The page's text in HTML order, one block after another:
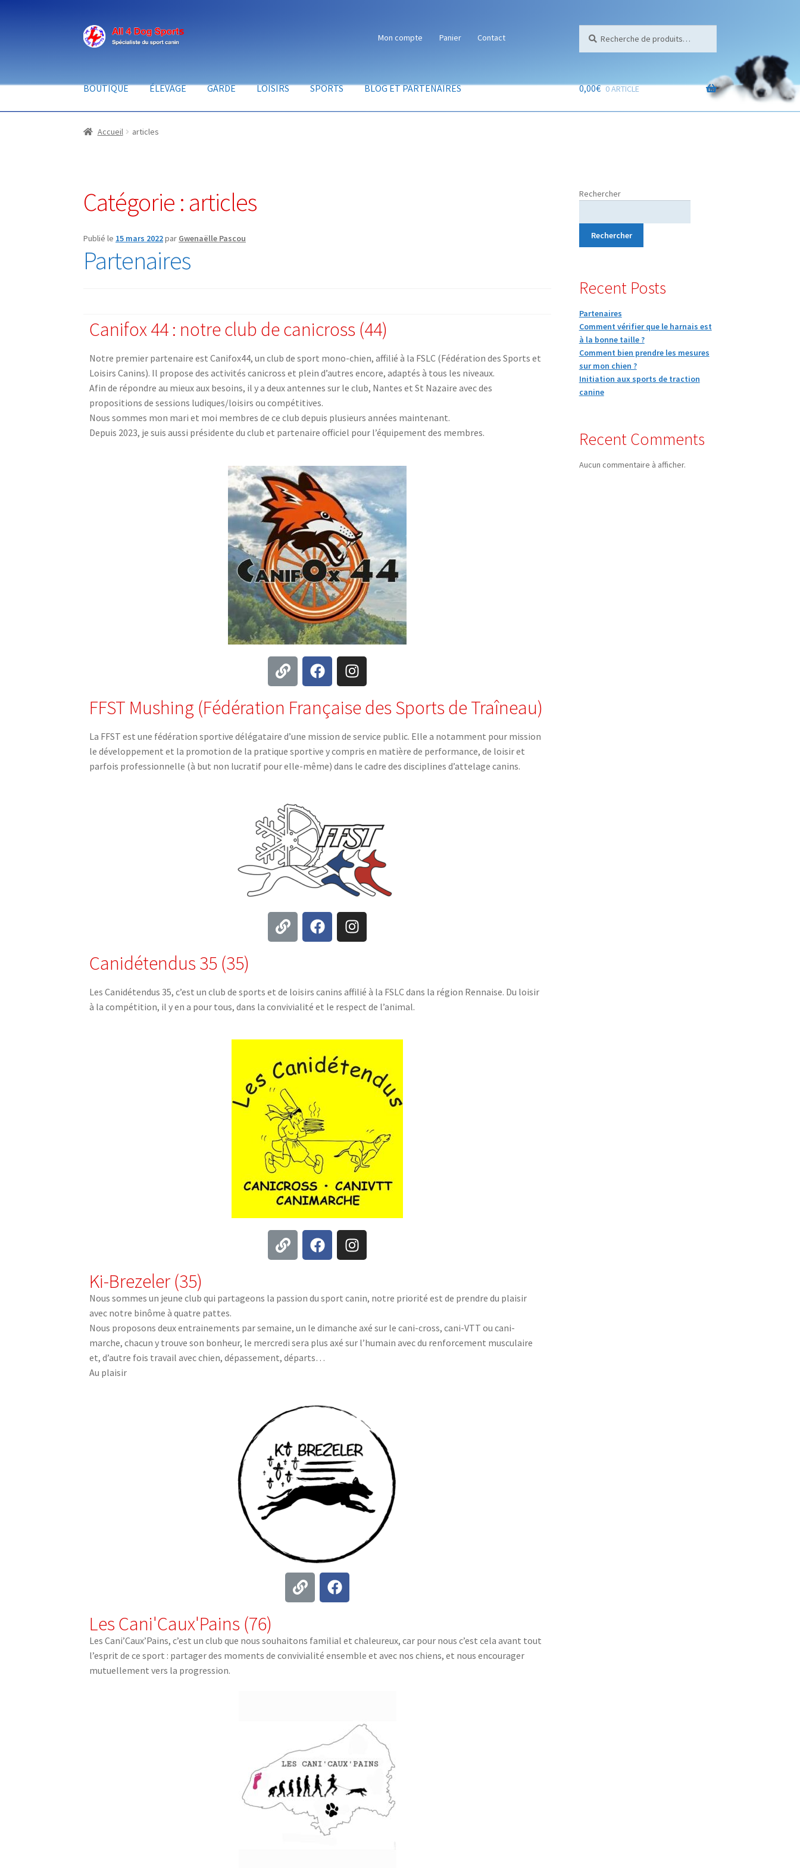
Mon compte Panier Contact
BOUTIQUE ÉLEVAGE GARDE LOISIRS SPORTS BLOG ET PARTENAIRES 0,00€ 0 ARTICLE
Accueil articles
Catégorie : articles
Publié le 15 mars 2022par Gwenaëlle Pascou
Partenaires
Canifox 44 : notre club de canicross (44)
Notre premier partenaire est Canifox44, un club de sport mono-chien, affilié à la FSLC (Fédération des Sports et
Loisirs Canins). Il propose des activités canicross et plein d’autres encore, adaptés à tous les niveaux.
Afin de répondre au mieux aux besoins, il y a deux antennes sur le club, Nantes et St Nazaire avec des
propositions de sessions ludiques/loisirs ou compétitives.
Nous sommes mon mari et moi membres de ce club depuis plusieurs années maintenant.
Depuis 2023, je suis aussi présidente du club et partenaire officiel pour l’équipement des membres.
FFST Mushing (Fédération Française des Sports de Traîneau)
La FFST est une fédération sportive délégataire d’une mission de service public. Elle a notamment pour mission
le développement et la promotion de la pratique sportive y compris en matière de performance, de loisir et
parfois professionnelle (à but non lucratif pour elle-même) dans le cadre des disciplines d’attelage canins.
Canidétendus 35 (35)
Les Canidétendus 35, c’est un club de sports et de loisirs canins affilié à la FSLC dans la région Rennaise. Du loisir
à la compétition, il y en a pour tous, dans la convivialité et le respect de l’animal.
Ki-Brezeler (35)
Nous sommes un jeune club qui partageons la passion du sport canin, notre priorité est de prendre du plaisir
avec notre binôme à quatre pattes.
Nous proposons deux entrainements par semaine, un le dimanche axé sur le cani-cross, cani-VTT ou cani-
marche, chacun y trouve son bonheur, le mercredi sera plus axé sur l’humain avec du renforcement musculaire
et, d’autre fois travail avec chien, dépassement, départs…
Au plaisir
Les Cani'Caux'Pains (76)
Les Cani’Caux’Pains, c’est un club que nous souhaitons familial et chaleureux, car pour nous c’est cela avant tout
l’esprit de ce sport : partager des moments de convivialité ensemble et avec nos chiens, et nous encourager
mutuellement vers la progression.
Rechercher
Rechercher
Recent Posts
Partenaires
Comment vérifier que le harnais est
à la bonne taille ?
Comment bien prendre les mesures
sur mon chien ?
Initiation aux sports de traction
canine
Recent Comments
Aucun commentaire à afficher.